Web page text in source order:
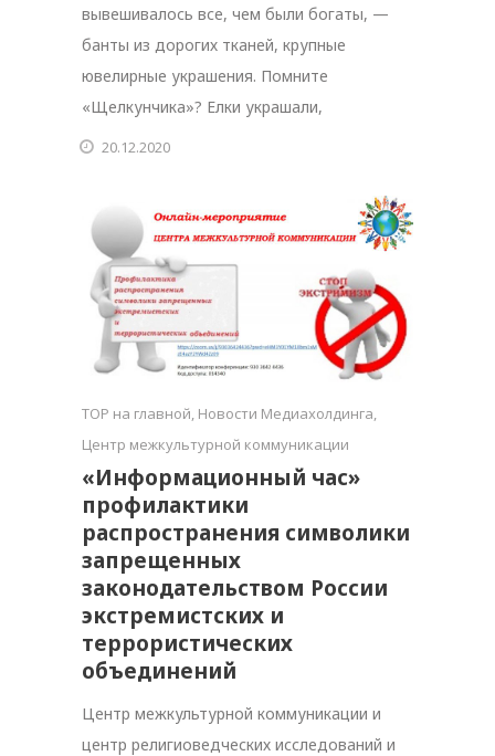
вывешивалось все, чем были богаты, —
банты из дорогих тканей, крупные
ювелирные украшения. Помните
«Щелкунчика»? Елки украшали,
20.12.2020
TOP на главной, Новости Медиахолдинга,
Центр межкультурной коммуникации
«Информационный час»
профилактики
распространения символики
запрещенных
законодательством России
экстремистских и
террористических
объединений
Центр межкультурной коммуникации и
центр религиоведческих исследований и